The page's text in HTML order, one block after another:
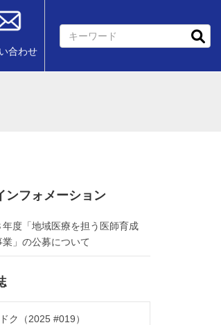
合わせ
ンフォメーション
年度「地域医療を担う医師育成
業」の公募について
ク（2025 #019）